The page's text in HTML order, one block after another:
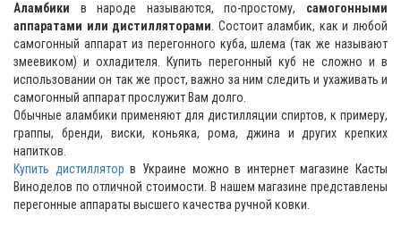
Аламбики в народе называются, по-простому, самогонными
аппаратами или дистилляторами. Состоит аламбик, как и любой
самогонный аппарат из перегонного куба, шлема (так же называют
змеевиком) и охладителя. Купить перегонный куб не сложно и в
использовании он так же прост, важно за ним следить и ухаживать и
самогонный аппарат прослужит Вам долго.
Обычные аламбики применяют для дистилляции спиртов, к примеру,
граппы, бренди, виски, коньяка, рома, джина и других крепких
напитков.
Купить дистиллятор в Украине можно в интернет магазине Касты
Виноделов по отличной стоимости. В нашем магазине представлены
перегонные аппараты высшего качества ручной ковки.